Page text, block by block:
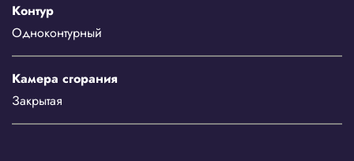
Контур
Одноконтурный
Камера сгорания
Закрытая